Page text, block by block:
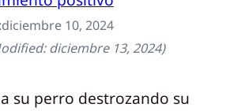
diciembre 10, 2024
diciembre 13, 2024)
su perro destrozando su